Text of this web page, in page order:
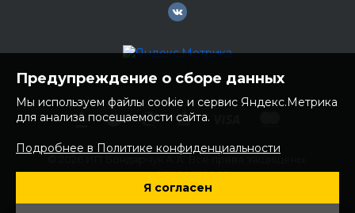
ИНН: 252100758085
ОГРНИП: 304250236200270
Юр. адрес: 692481 Приморский край, Надеждинский район,
Предупреждение о сборе данных
Мы используем файлы cookie и сервис Яндекс.Метрика
для анализа посещаемости сайта.
Подробнее в Политике конфиденциальности
Я согласен